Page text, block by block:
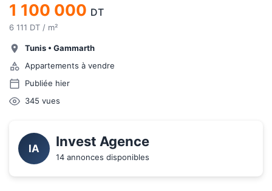
1 100 000 DT
6 111 DT / m²
Tunis • Gammarth
Appartements à vendre
Publiée hier
345 vues
IA Invest Agence
14 annonces disponibles